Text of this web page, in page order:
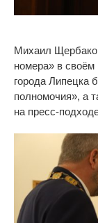
Михаил
номера» в своём
города Липецка
полномочия», а
на пресс-